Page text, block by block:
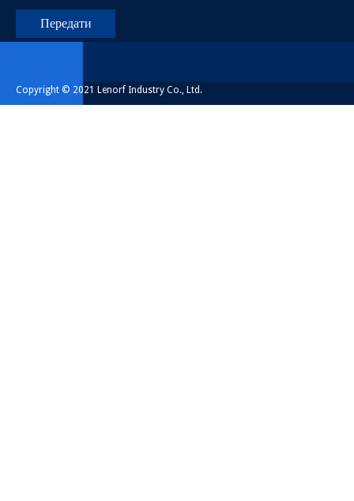
Передати
Copyright © 2021 Lenorf Industry Co., Ltd.